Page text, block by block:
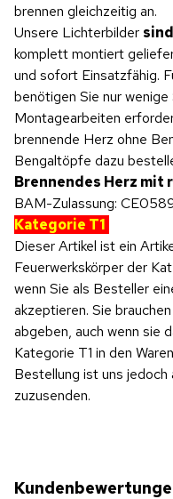
brennen gleichzeitig an.
Unsere Lichterbilder
komplett montiert
und sofort Einsatzfähig.
benötigen Sie nur wenige
Montagearbeiten
brennende Herz ohne
Bengaltöpfe dazu
Brennendes Herz mit
BAM-Zulassung:
Kategorie T1
Dieser Artikel ist ein
Feuerwerkskörper der
wenn Sie als Besteller
akzeptieren. Sie
abgeben, auch wenn sie
Kategorie T1 in den
Bestellung ist uns jedoch
zuzusenden.